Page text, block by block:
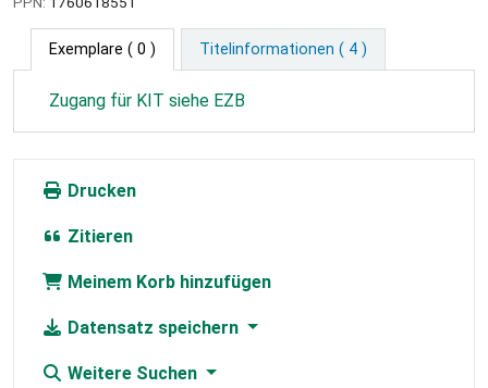
Exemplare ( 0 ) Titelinformationen ( 4 )
Zugang für KIT siehe EZB
Drucken
Zitieren
Meinem Korb hinzufügen
Datensatz speichern
Weitere Suchen